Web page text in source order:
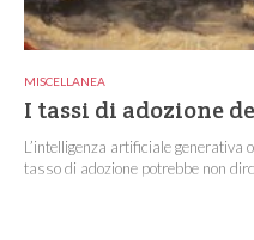
MISCELLANEA
I tassi di adozione
L’intelligenza artificiale generativa
tasso di adozione potrebbe non